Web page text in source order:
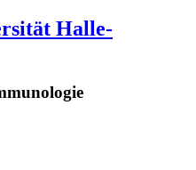
Halle-